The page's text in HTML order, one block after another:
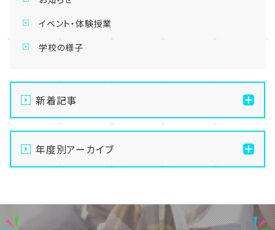
イベント・体験授業
学校の様子
新着記事
【東京】教育連携校ヘアメイクカレッジの撮影実習に高
校生も特別参加？！👀✨💕
【東京】メイク・美容専攻💄夏祭りメイクに挑戦👀♪✨
を開催！✨
【東京】教育連携校スポーツカレッジの先輩たちが全国
年度別アーカイブ
2025
2024